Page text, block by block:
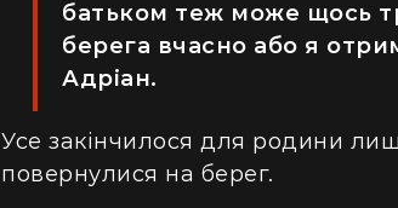
батьком теж може щось
берега вчасно або я
Адріан.
Усе закінчилося для родини
повернулися на берег.